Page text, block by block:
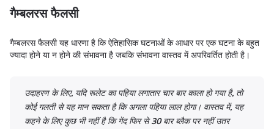
गैम्बलरस फैलसी
गैम्बलरस फैलसी यह धारणा है कि ऐतिहासिक घटनाओं के आधार पर एक घटना के बहुत
ज्यादा होने या न होने की संभावना है जबकि संभावना वास्तव में अपरिवर्तित होती है।
उदाहरण के लिए, यदि रूलेट का पहिया लगातार चार बार काला हो गया है, तो
कोई गलती से यह मान सकता है कि अगला पहिया लाल होगा। वास्तव में, यह
कहने के लिए कुछ भी नहीं है कि गेंद फिर से 30 बार ब्लैक पर नहीं उतर